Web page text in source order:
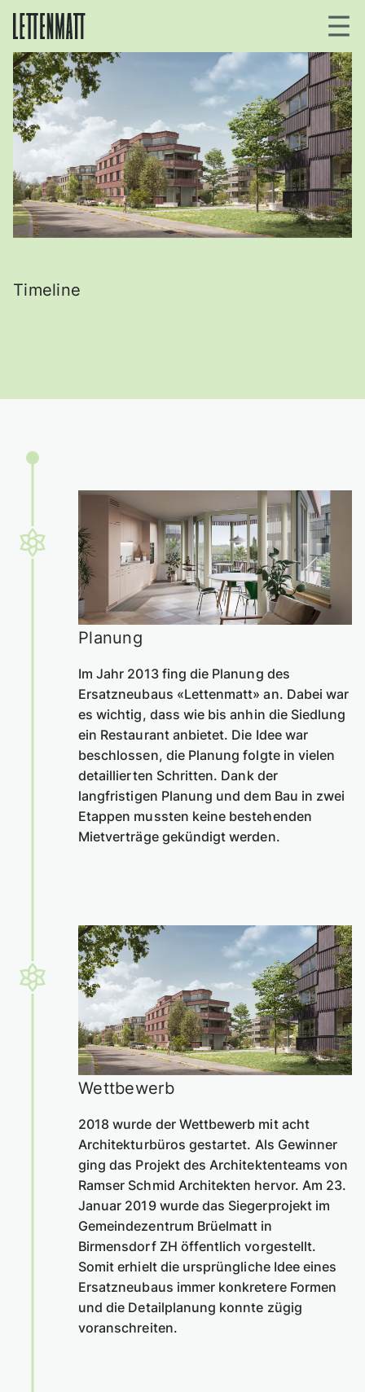
Timeline
Planung
Im Jahr 2013 fing die Planung des
Ersatzneubaus «Lettenmatt» an. Dabei war
es wichtig, dass wie bis anhin die Siedlung
ein Restaurant anbietet. Die Idee war
beschlossen, die Planung folgte in vielen
detaillierten Schritten. Dank der
langfristigen Planung und dem Bau in zwei
Etappen mussten keine bestehenden
Mietverträge gekündigt werden.
Wettbewerb
2018 wurde der Wettbewerb mit acht
Architekturbüros gestartet. Als Gewinner
ging das Projekt des Architektenteams von
Ramser Schmid Architekten hervor. Am 23.
Januar 2019 wurde das Siegerprojekt im
Gemeindezentrum Brüelmatt in
Birmensdorf ZH öffentlich vorgestellt.
Somit erhielt die ursprüngliche Idee eines
Ersatzneubaus immer konkretere Formen
und die Detailplanung konnte zügig
voranschreiten.